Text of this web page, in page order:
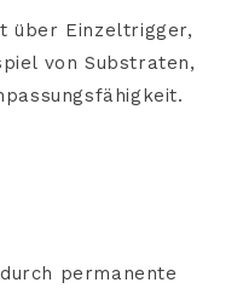
über Einzeltrigger,
von Substraten,
permanente